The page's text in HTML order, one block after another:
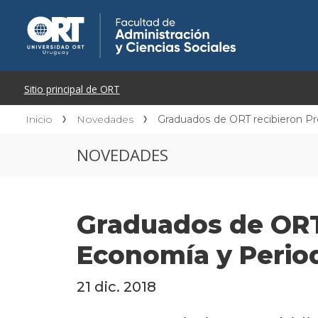
Inicio Novedades Graduados de ORT recibieron
NOVEDADES
Graduados de
Economía y
21 dic. 2018